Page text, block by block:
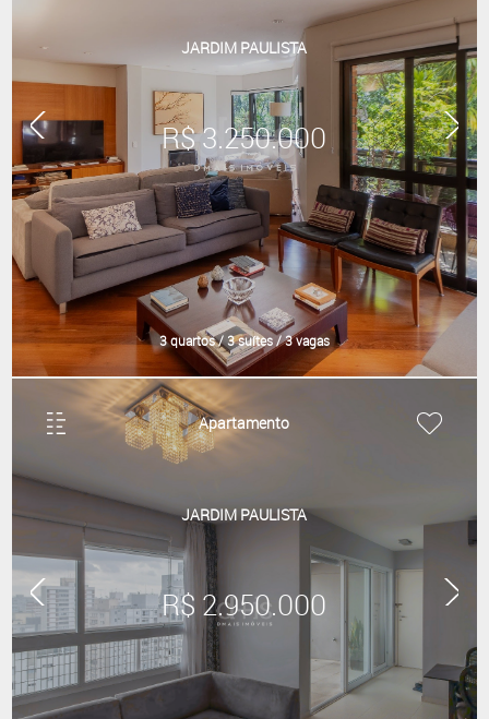
JARDIM PAULISTA
R$ 3.250.000
3 quartos / 3 suítes / 3 vagas
Apartamento
JARDIM PAULISTA
R$ 2.950.000